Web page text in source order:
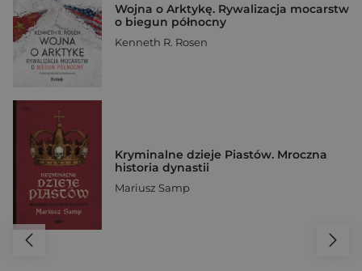
Wojna o Arktykę. Rywalizacja mocarstw
o biegun północny
Kenneth R. Rosen
Kryminalne dzieje Piastów. Mroczna
historia dynastii
Mariusz Samp